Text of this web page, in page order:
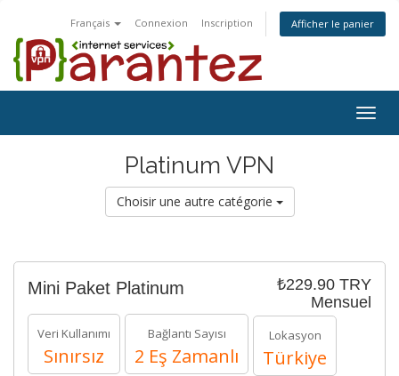
Français Connexion Inscription Afficher le panier
Platinum VPN
Choisir une autre catégorie
₺229.90 TRY
Mensuel
Mini Paket Platinum
Veri Kullanımı
Sınırsız
Bağlantı Sayısı
2 Eş Zamanlı
Lokasyon
Türkiye